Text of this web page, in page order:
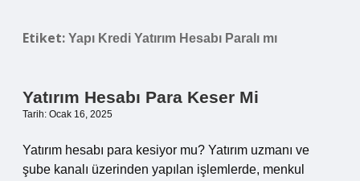
Etiket: Yapı Kredi Yatırım Hesabı Paralı mı
Yatırım Hesabı Para Keser Mi
Tarih: Ocak 16, 2025
Yatırım hesabı para kesiyor mu? Yatırım uzmanı ve
şube kanalı üzerinden yapılan işlemlerde, menkul